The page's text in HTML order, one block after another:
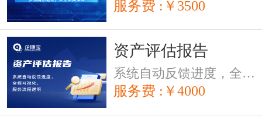
服务费 :￥3500
资产评估报告
系统自动反馈进度，全程可视化，服务流程透明。
服务费 :￥4000